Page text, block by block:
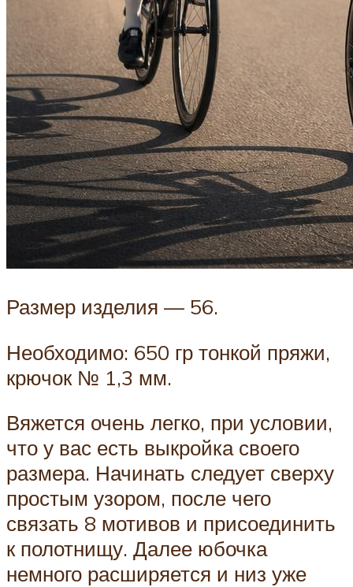
Размер изделия — 56.
Необходимо: 650 гр тонкой пряжи,
крючок № 1,3 мм.
Вяжется очень легко, при условии,
что у вас есть выкройка своего
размера. Начинать следует сверху
простым узором, после чего
связать 8 мотивов и присоединить
к полотнищу. Далее юбочка
немного расширяется и низ уже